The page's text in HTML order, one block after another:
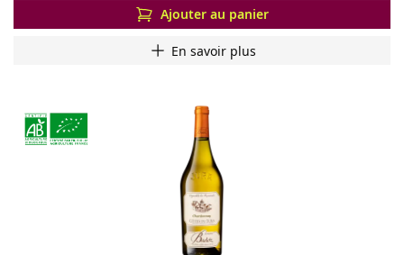
Ajouter au panier
En savoir plus